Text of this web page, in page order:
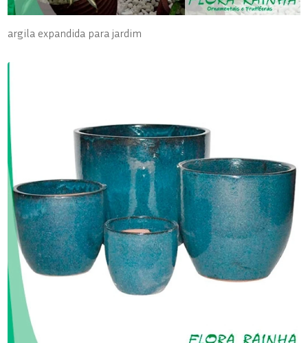
argila expandida para jardim